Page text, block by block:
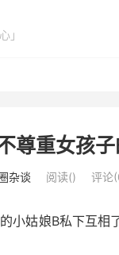
」
尊重女孩子
杂谈 阅读() 评论
小姑娘B私下互相